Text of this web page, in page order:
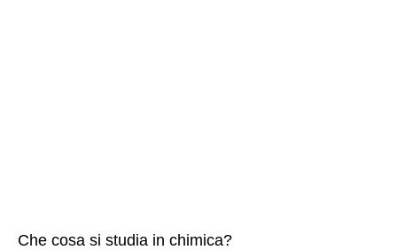
Che cosa si studia in chimica?